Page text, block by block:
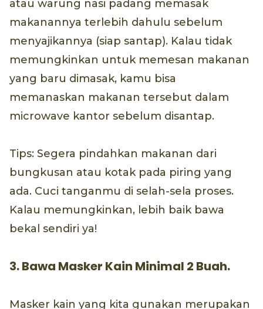
atau warung nasi padang memasak
makanannya terlebih dahulu sebelum
menyajikannya (siap santap). Kalau tidak
memungkinkan untuk memesan makanan
yang baru dimasak, kamu bisa
memanaskan makanan tersebut dalam
microwave kantor sebelum disantap.
Tips: Segera pindahkan makanan dari
bungkusan atau kotak pada piring yang
ada. Cuci tanganmu di selah-sela proses.
Kalau memungkinkan, lebih baik bawa
bekal sendiri ya!
3. Bawa Masker Kain Minimal 2 Buah.
Masker kain yang kita gunakan merupakan